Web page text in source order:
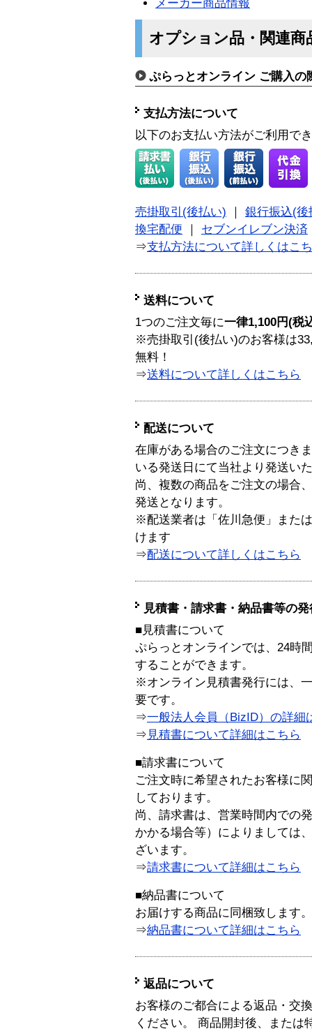
メーカー商品情報
オプション品・関連商
ぷらっとオンライン ご購入の
支払方法について
以下のお支払い方法がご利用で
売掛取引(後払い)
銀行振込(後
換宅配便
セブンイレブン決済
⇒支払方法について詳しくはこ
送料について
1つのご注文毎に一律1,100円(税
※売掛取引(後払い)のお客様は
無料！
⇒送料について詳しくはこちら
配送について
在庫がある場合のご注文につき
いる発送日にて当社より発送い
尚、複数の商品をご注文の場合
発送となります。
※配送業者は「佐川急便」また
けます
⇒配送について詳しくはこちら
見積書・請求書・納品書等の
■見積書について
ぷらっとオンラインでは、24時
することができます。
※オンライン見積書発行には、
要です。
⇒一般法人会員（BizID）の詳細
⇒ 見積書について詳細はこちら
■請求書について
ご注文時に希望されたお客様に
しております。
尚、請求書は、営業時間内での
かかる場合等）によりましては
ざいます。
⇒請求書について詳細はこちら
■納品書について
お届けする商品に同梱致します。
⇒納品書について詳細はこちら
返品について
お客様のご都合による返品・交
ください。 商品開封後、または